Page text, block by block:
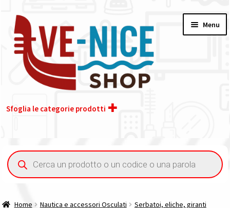
alla
navigazione
contenuto
Menu
Sfoglia le categorie prodotti
Acquisto iva 4% (agevolata)
Ricerca
prodotti
Home Nautica e accessori Osculati
Serbatoi, eliche, giranti